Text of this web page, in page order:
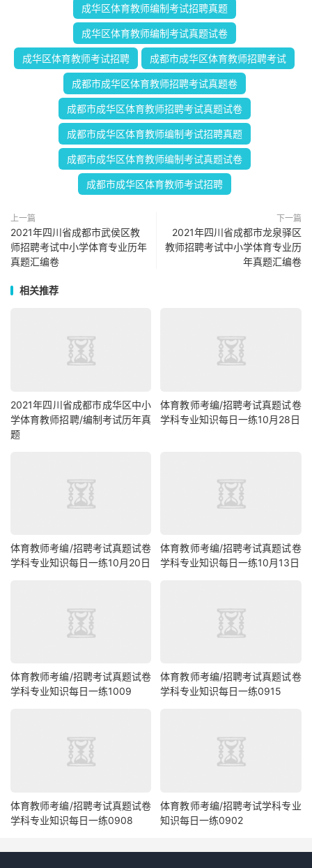
成华区体育教师编制考试招聘真题
成华区体育教师编制考试真题试卷
成华区体育教师考试招聘 成都市成华区体育教师招聘考试
成都市成华区体育教师招聘考试真题卷
成都市成华区体育教师招聘考试真题试卷
成都市成华区体育教师编制考试招聘真题
成都市成华区体育教师编制考试真题试卷
成都市成华区体育教师考试招聘
上一篇
2021年四川省成都市武侯区教
师招聘考试中小学体育专业历年
真题汇编卷
下一篇
2021年四川省成都市龙泉驿区
教师招聘考试中小学体育专业历
年真题汇编卷
相关推荐
2021年四川省成都市成华区中小
学体育教师招聘/编制考试历年真
题
体育教师考编/招聘考试真题试卷
学科专业知识每日一练10月28日
体育教师考编/招聘考试真题试卷
学科专业知识每日一练10月20日
体育教师考编/招聘考试真题试卷
学科专业知识每日一练10月13日
体育教师考编/招聘考试真题试卷
学科专业知识每日一练1009
体育教师考编/招聘考试真题试卷
学科专业知识每日一练0915
体育教师考编/招聘考试真题试卷
学科专业知识每日一练0908
体育教师考编/招聘考试学科专业
知识每日一练0902